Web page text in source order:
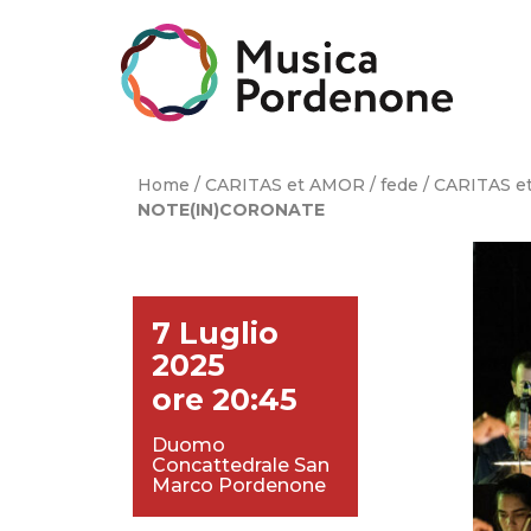
7 Luglio
2025
ore 20:45
Duomo
Concattedrale San
Marco Pordenone
Home / CARITAS et AMOR / fede / CARITAS
NOTE(IN)CORONATE